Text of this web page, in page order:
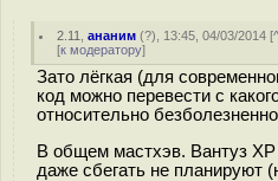
2.11 ,ананим (?), 13:45, 04/03/2014 [
[к модератору]
Зато лёгкая (для
код можно перевести с
относительно
В общем мастхэв. Вантуз
даже сбегать не планируют